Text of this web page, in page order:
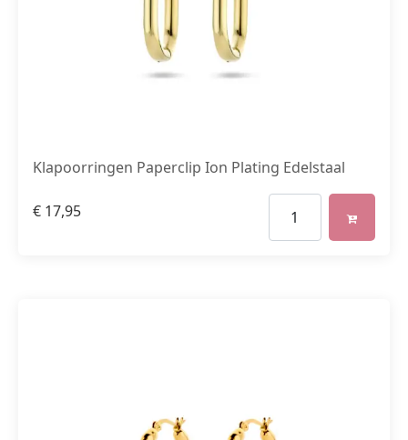
Klapoorringen Paperclip Ion Plating Edelstaal
€ 17,95